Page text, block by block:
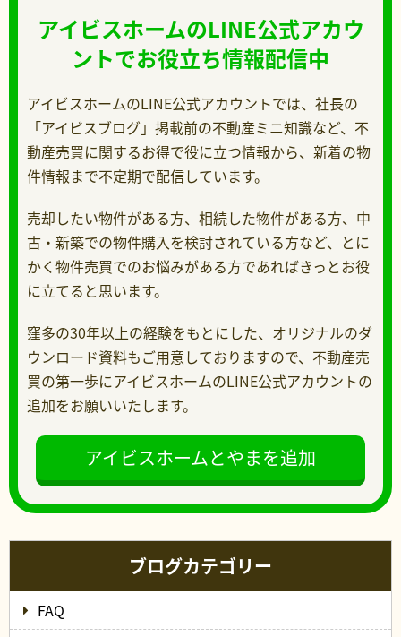
アイビスホームのLINE公式アカウ
ントでお役立ち情報配信中
アイビスホームのLINE公式アカウントでは、社長の
「アイビスブログ」掲載前の不動産ミニ知識など、不
動産売買に関するお得で役に立つ情報から、新着の物
件情報まで不定期で配信しています。
売却したい物件がある方、相続した物件がある方、中
古・新築での物件購入を検討されている方など、とに
かく物件売買でのお悩みがある方であればきっとお役
に立てると思います。
窪多の30年以上の経験をもとにした、オリジナルのダ
ウンロード資料もご用意しておりますので、不動産売
買の第一歩にアイビスホームのLINE公式アカウントの
追加をお願いいたします。
アイビスホームとやまを追加
ブログカテゴリー
FAQ